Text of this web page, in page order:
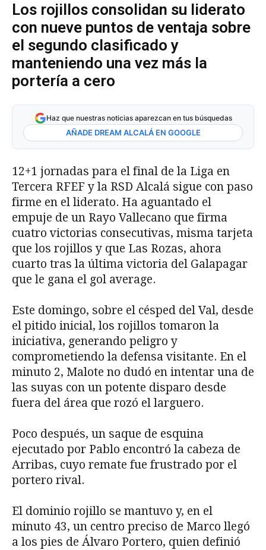
Los rojillos consolidan su liderato
con nueve puntos de ventaja sobre
el segundo clasificado y
manteniendo una vez más la
portería a cero
Haz que nuestras noticias aparezcan en tus búsquedas
AÑADE DREAM ALCALÁ EN GOOGLE
12+1 jornadas para el final de la Liga en
Tercera RFEF y la RSD Alcalá sigue con paso
firme en el liderato. Ha aguantado el
empuje de un Rayo Vallecano que firma
cuatro victorias consecutivas, misma tarjeta
que los rojillos y que Las Rozas, ahora
cuarto tras la última victoria del Galapagar
que le gana el gol average.
Este domingo, sobre el césped del Val, desde
el pitido inicial, los rojillos tomaron la
iniciativa, generando peligro y
comprometiendo la defensa visitante. En el
minuto 2, Malote no dudó en intentar una de
las suyas con un potente disparo desde
fuera del área que rozó el larguero.
Poco después, un saque de esquina
ejecutado por Pablo encontró la cabeza de
Arribas, cuyo remate fue frustrado por el
portero rival.
El dominio rojillo se mantuvo y, en el
minuto 43, un centro preciso de Marco llegó
a los pies de Álvaro Portero, quien definió